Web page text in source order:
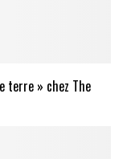
terre » chez The